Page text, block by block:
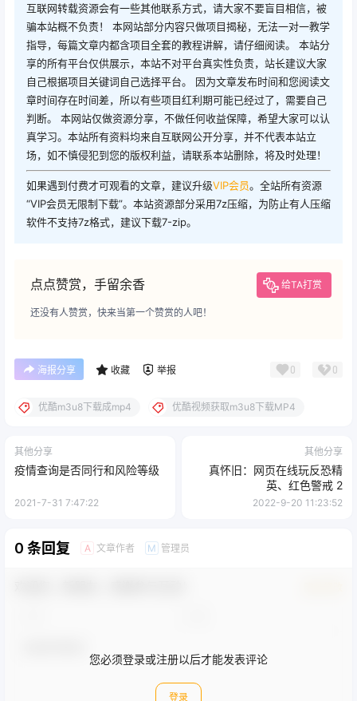
蓝奏：https://xiaodao.lanzoui.com/b0dr3ouud
百度：
https://pan.baidu.com/s/1z49SxfzJbf8STi8jigPWSg
天翼：https://cloud.189.cn/t/ayae6bRjqINj
温馨提示：
本站所发布的全部内容源于互联网收集整理，仅限用于学习和研究
目的；不得将上述内容用于商业或者非法用途，否则，一切后果请
用户自负，版权争议与本站无关。用户必须在下载后的24个小时之
视版权问题，如有侵权请邮件与我们联系处理。敬请谅解！
互联网转载资源会有一些其他联系方式，请大家不要盲目相信，被
指导，每篇文章内都含项目全套的教程讲解，请仔细阅读。 本站分
享的所有平台仅供展示，本站不对平台真实性负责，站长建议大家
章时间存在时间差，所以有些项目红利期可能已经过了，需要自己
真学习。本站所有资料均来自互联网公开分享，并不代表本站立
场，如不慎侵犯到您的版权利益，请联系本站删除，将及时处理！
如果遇到付费才可观看的文章，建议升级
。全站所有资源
举报